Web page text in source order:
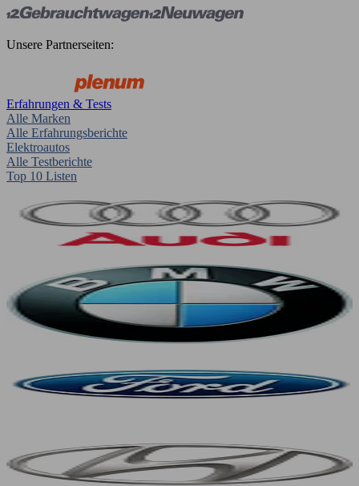
Unsere Partnerseiten:
Erfahrungen & Tests
Alle Marken
Alle Erfahrungsberichte
Elektroautos
Alle Testberichte
Top 10 Listen